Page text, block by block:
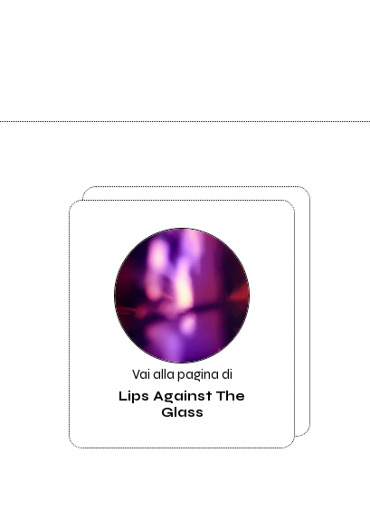
Vai alla pagina di
Lips Against The
Glass